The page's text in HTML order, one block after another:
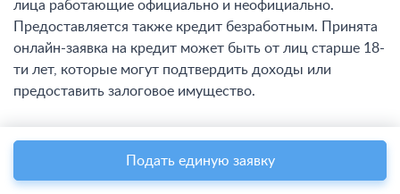
лица работающие официально и неофициально.
Предоставляется также кредит безработным. Принята
онлайн-заявка на кредит может быть от лиц старше 18-
ти лет, которые могут подтвердить доходы или
предоставить залоговое имущество.
На каких условиях предоставляются
автокредиты в Петрозаводске
Подать единую заявку